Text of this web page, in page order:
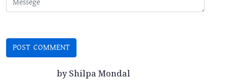
by Shilpa Mondal